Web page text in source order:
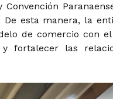
De esta manera, la
de comercio con
fortalecer las